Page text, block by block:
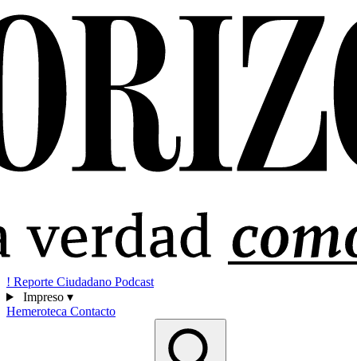
! Reporte Ciudadano Podcast
Impreso ▾
Hemeroteca Contacto